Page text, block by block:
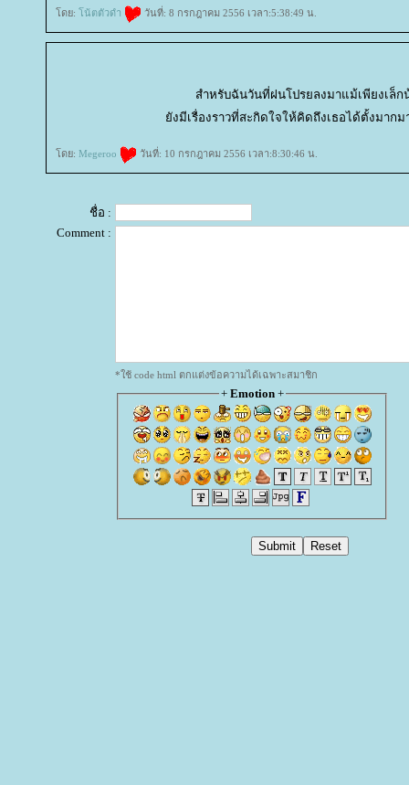
ดย: น้ตตัวดำ วันที่: 8 กรกฎาคม 2556 เวลา:5:38:49 น.
สำหรับฉันวันที่ฝนโปรยลงมาแม้เพียงเล็
งมีเรื่องราวที่สะกิดใจให้คิดถึงเธอได้ตั้งมาก
ดย: Megeroo วันที่: 10 กรกฎาคม 2556 เวลา:8:30:46 น.
ชื่อ :
Comment :
*ใช้ code html ตกแต่งข้อความได้เฉพาะสมาชิก
+ Emotion+